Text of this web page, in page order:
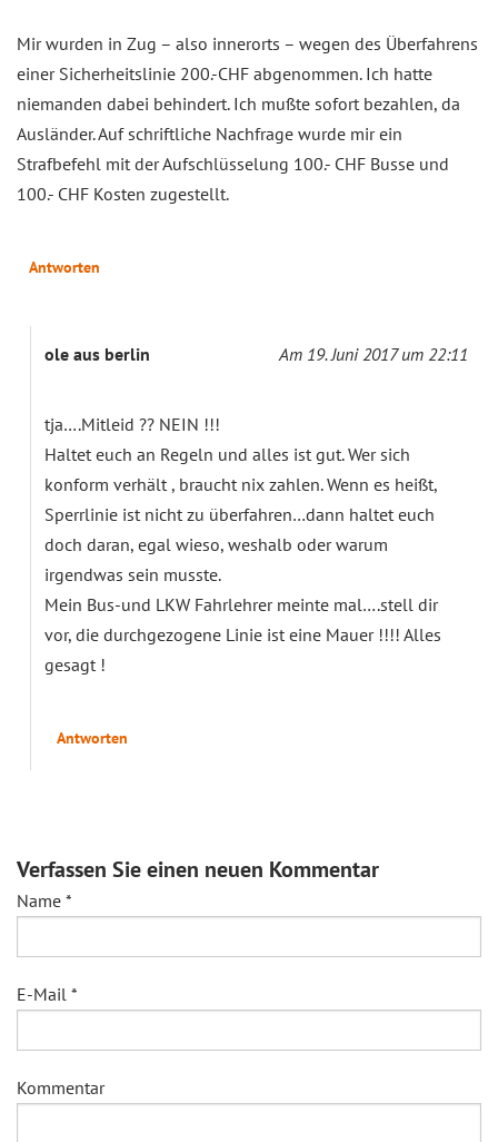
Mir wurden in Zug – also innerorts – wegen des Überfahrens
einer Sicherheitslinie 200.-CHF abgenommen. Ich hatte
niemanden dabei behindert. Ich mußte sofort bezahlen, da
Ausländer. Auf schriftliche Nachfrage wurde mir ein
Strafbefehl mit der Aufschlüsselung 100.- CHF Busse und
100.- CHF Kosten zugestellt.
Antworten
ole aus berlin Am 19. Juni 2017 um 22:11
tja….Mitleid ?? NEIN !!!
Haltet euch an Regeln und alles ist gut. Wer sich
konform verhält , braucht nix zahlen. Wenn es heißt,
Sperrlinie ist nicht zu überfahren…dann haltet euch
doch daran, egal wieso, weshalb oder warum
irgendwas sein musste.
Mein Bus-und LKW Fahrlehrer meinte mal….stell dir
vor, die durchgezogene Linie ist eine Mauer !!!! Alles
gesagt !
Antworten
Verfassen Sie einen neuen Kommentar
Name *
E-Mail *
Kommentar